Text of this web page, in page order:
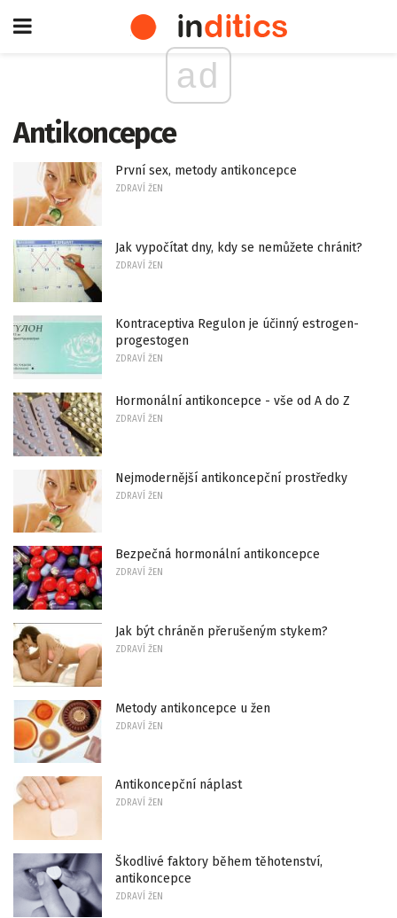
ad
Antikoncepce
První sex, metody antikoncepce
ZDRAVÍ ŽEN
Jak vypočítat dny, kdy se nemůžete chránit?
ZDRAVÍ ŽEN
Kontraceptiva Regulon je účinný estrogen-
progestogen
ZDRAVÍ ŽEN
Hormonální antikoncepce - vše od A do Z
ZDRAVÍ ŽEN
Nejmodernější antikoncepční prostředky
ZDRAVÍ ŽEN
Bezpečná hormonální antikoncepce
ZDRAVÍ ŽEN
Jak být chráněn přerušeným stykem?
ZDRAVÍ ŽEN
Metody antikoncepce u žen
ZDRAVÍ ŽEN
Antikoncepční náplast
ZDRAVÍ ŽEN
Škodlivé faktory během těhotenství,
antikoncepce
ZDRAVÍ ŽEN